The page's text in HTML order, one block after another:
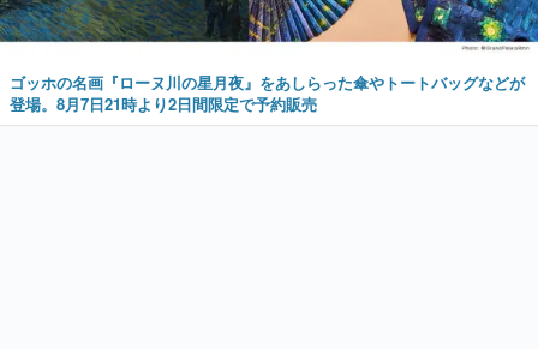
ゴッホの名画『ローヌ川の星月夜』をあしらった傘やトートバッグなどが
登場。8月7日21時より2日間限定で予約販売